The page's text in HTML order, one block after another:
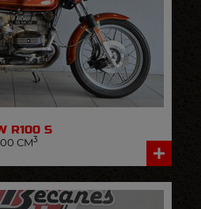
R100 S
CM3
DÉTAILLÉE